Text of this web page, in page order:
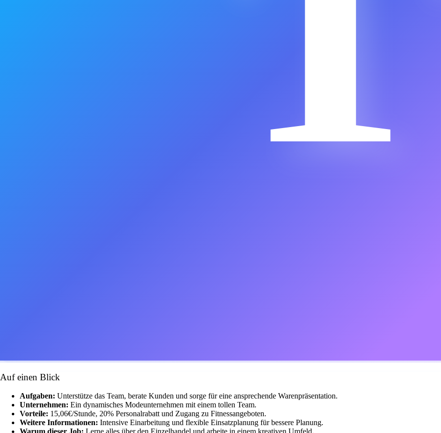
Auf einen Blick
Aufgaben: Unterstütze das Team, berate Kunden und sorge für eine ansprechende Warenpräsentation.
Unternehmen: Ein dynamisches Modeunternehmen mit einem tollen Team.
Vorteile: 15,06€/Stunde, 20% Personalrabatt und Zugang zu Fitnessangeboten.
Weitere Informationen: Intensive Einarbeitung und flexible Einsatzplanung für bessere Planung.